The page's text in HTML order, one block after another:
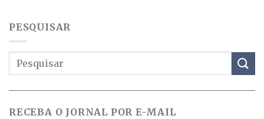
PESQUISAR
RECEBA O JORNAL POR E-MAIL